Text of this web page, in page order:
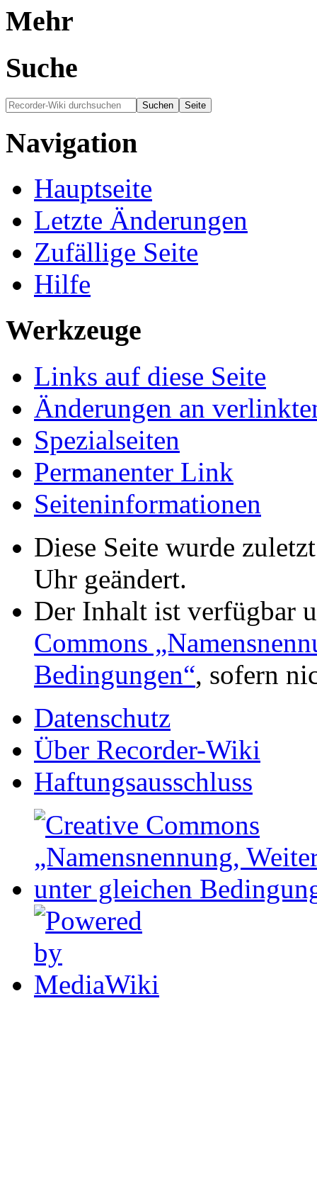
Mehr
Suche
Navigation
Hauptseite
Letzte Änderungen
Zufällige Seite
Hilfe
Werkzeuge
Links auf diese Seite
Änderungen an
Spezialseiten
Permanenter Link
Seiten­informationen
Diese Seite wurde
Uhr geändert.
Der Inhalt ist verfügbar
Commons
Bedingungen“, sofern
Datenschutz
Über Recorder-Wiki
Haftungsausschluss